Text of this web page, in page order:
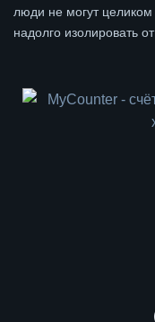
люди не могут целиком
надолго изолировать